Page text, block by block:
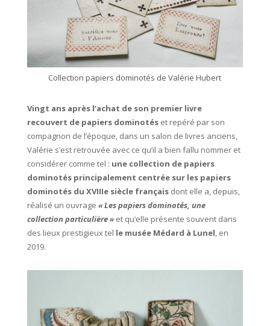
Collection papiers dominotés de Valérie Hubert
Vingt ans après l’achat de son premier livre
recouvert de papiers dominotéset repéré par son
compagnon de l’époque, dans un salon de livres anciens,
Valérie s’est retrouvée avec ce qu’il a bien fallu nommer et
considérer comme tel : une collection de papiers
dominotés principalement centrée sur les papiers
dominotés du XVIIIe siècle françaisdont elle a, depuis,
réalisé un ouvrage « Les papiers dominotés, une
collection particulière »et qu’elle présente souvent dans
des lieux prestigieux tel le musée Médard à Lunel, en
2019.